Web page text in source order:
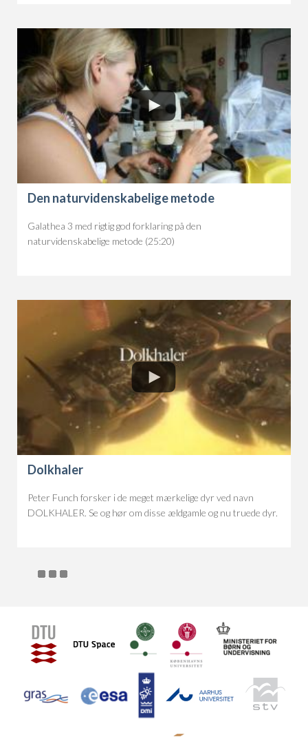
Den naturvidenskabelige metode
Galathea 3 med rigtig god forklaring på den
naturvidenskabelige metode (25:20)
Dolkhaler
Peter Funch forsker i de meget mærkelige dyr ved navn
DOLKHALER. Se og hør om disse ældgamle og nu truede dyr.